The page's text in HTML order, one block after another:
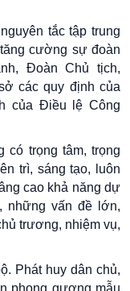
tắc tập trung
cường sự đoàn
Đoàn Chủ tịch,
các quy định của
của Điều lệ Công
có trọng tâm, trọng
trì, sáng tạo, luôn
cao khả năng dự
những vấn đề lớn,
trương, nhiệm vụ,
Phát huy dân chủ,
phong gương mẫu